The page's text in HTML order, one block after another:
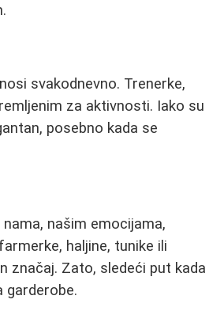
svakodnevno. Trenerke,
za aktivnosti. Iako su
posebno kada se
našim emocijama,
haljine, tunike ili
značaj. Zato, sledeći put kada
garderobe.